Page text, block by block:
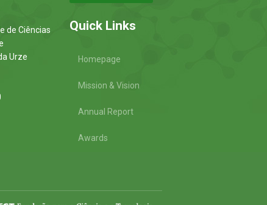
de Ciências
Urze
Quick Links
Homepage
Mission & Vision
Annual Report
Awards